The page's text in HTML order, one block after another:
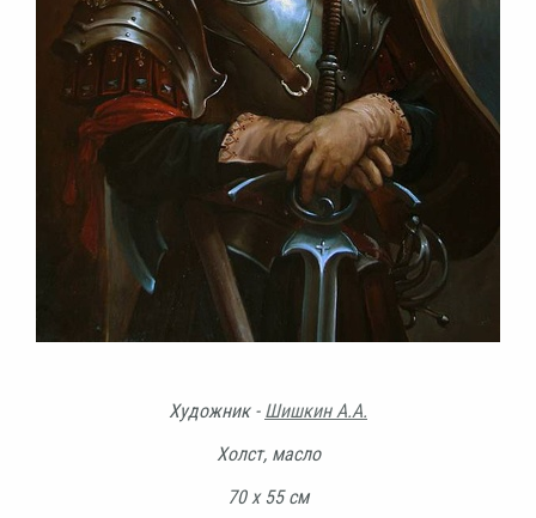
Художник - Шишкин А.А.
Холст, масло
70 х 55 см